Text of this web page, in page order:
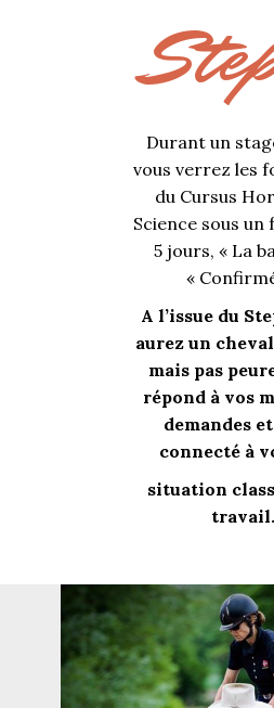
Durant un
vous verrez les
du Cursus
Science sous
5 jours, « La
«
A l’issue du
aurez un
mais pas
répond à vos
demandes
connecté à
situation
travail.